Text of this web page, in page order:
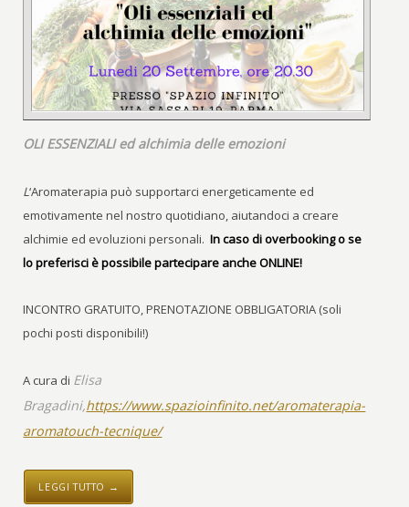
OLI ESSENZIALI ed alchimia delle emozioni
L‘Aromaterapia può supportarci energeticamente ed
emotivamente nel nostro quotidiano, aiutandoci a creare
alchimie ed evoluzioni personali. In caso di overbooking o se
lo preferisci è possibile partecipare anche ONLINE!
INCONTRO GRATUITO, PRENOTAZIONE OBBLIGATORIA (soli
pochi posti disponibili!)
A cura di Elisa
Bragadini,https://www.spazioinfinito.net/aromaterapia-
aromatouch-tecnique/
LEGGI TUTTO →